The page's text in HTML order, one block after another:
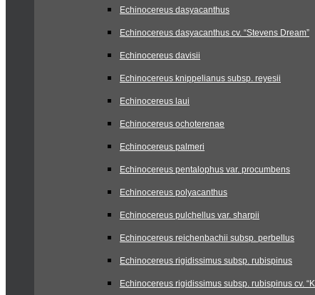
Echinocereus dasyacanthus
Echinocereus dasyacanthus cv. “Stevens Dream”
Echinocereus davisii
Echinocereus knippelianus subsp. reyesii
Echinocereus laui
Echinocereus ochoterenae
Echinocereus palmeri
Echinocereus pentalophus var. procumbens
Echinocereus polyacanthus
Echinocereus pulchellus var. sharpii
Echinocereus reichenbachii subsp. perbellus
Echinocereus rigidissimus subsp. rubispinus
Echinocereus rigidissimus subsp. rubispinus cv.